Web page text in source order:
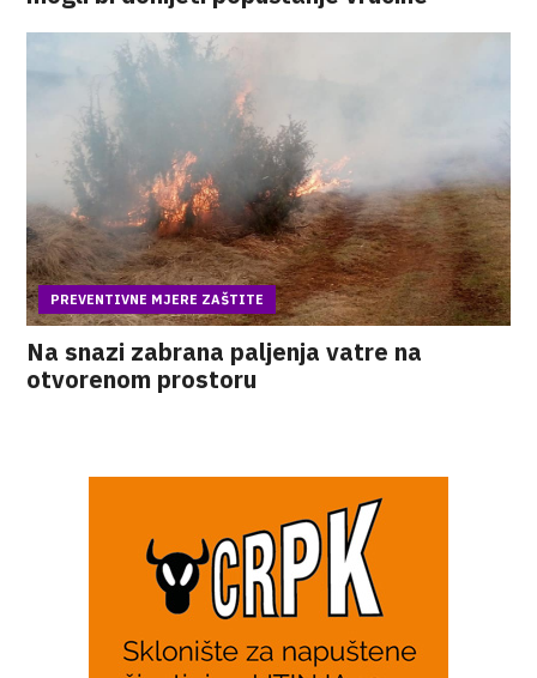
PREVENTIVNE MJERE ZAŠTITE
Na snazi zabrana paljenja vatre na
otvorenom prostoru